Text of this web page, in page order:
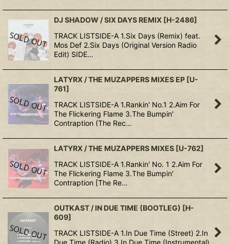
DJ SHADOW / SIX DAYS REMIX [H-2486]
TRACK LISTSIDE-A 1.Six Days (Remix) feat.
Mos Def 2.Six Days (Original Version Radio
Edit) SIDE…
LATYRX / THE MUZAPPERS MIXES EP [U-
761]
TRACK LISTSIDE-A 1.Rankin' No.1 2.Aim For
The Flickering Flame 3.The Bumpin'
Contraption (The Rec…
LATYRX / THE MUZAPPERS MIXES [U-762]
TRACK LISTSIDE-A 1.Rankin' No. 1 2.Aim For
The Flickering Flame 3.The Bumpin'
Contraption [The Re…
OUTKAST / IN DUE TIME (BOOTLEG) [H-
609]
TRACK LISTSIDE-A 1.In Due Time (Street) 2.In